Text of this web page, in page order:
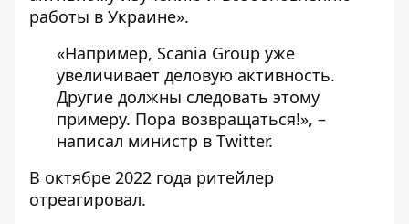
работы в Украине».
«Например, Scania Group уже
увеличивает деловую активность.
Другие должны следовать этому
примеру. Пора возвращаться!», –
написал министр в Twitter.
В октябре 2022 года ритейлер
отреагировал.